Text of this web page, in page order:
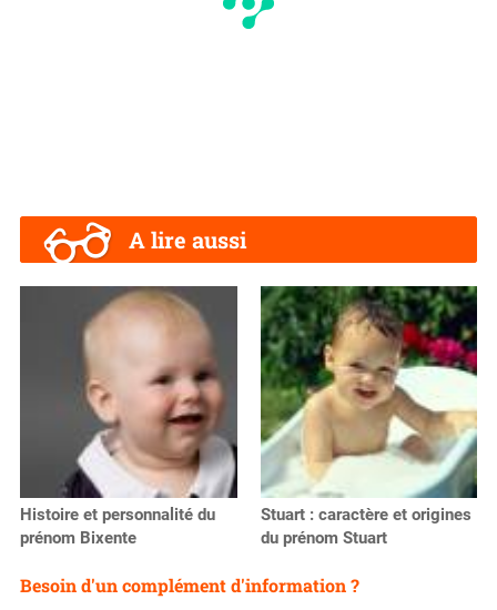
A lire aussi
Histoire et personnalité du
prénom Bixente
Stuart : caractère et origines
du prénom Stuart
Besoin d'un complément d'information ?